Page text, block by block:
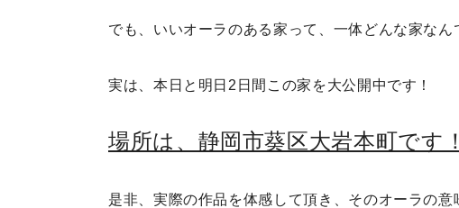
でも、いいオーラのある家って、一体どんな家なん
実は、本日と明日2日間この家を大公開中です！
場所は、静岡市葵区大岩本町です！
是非、実際の作品を体感して頂き、そのオーラの意